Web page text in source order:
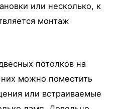
или несколько, к
монтаж
потолков на
можно поместить
или встраиваемые